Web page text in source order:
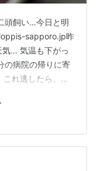
頭飼い…今日と明
sapporo.jp昨
気… 気温も下がっ
の病院の帰りに寄
れ逃したら、ま
ら… メダカすくい
か来ていて… さす
せん… …香りの良
た…ゲラニウムの
見せの方に聞